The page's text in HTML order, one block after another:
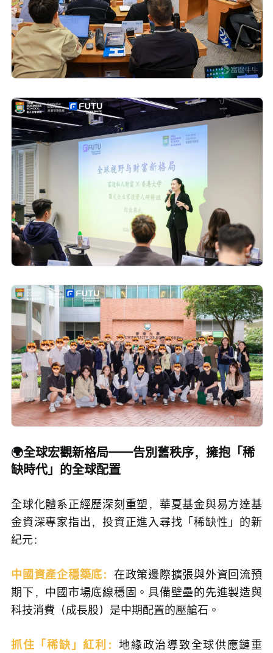
🌍全球宏觀新格局——告別舊秩序，擁抱「稀
缺時代」的全球配置
全球化體系正經歷深刻重塑，華夏基金與易方達基
金資深專家指出，投資正進入尋找「稀缺性」的新
紀元：
中國資產企穩築底： 在政策邊際擴張與外資回流預
期下，中國市場底線穩固。具備壁壘的先進製造與
科技消費（成長股）是中期配置的壓艙石。
抓住「稀缺」紅利：地緣政治導致全球供應鏈重